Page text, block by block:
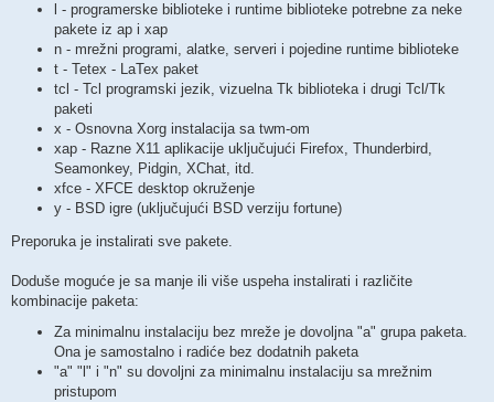
l - programerske biblioteke i runtime biblioteke potrebne za neke
pakete iz ap i xap
n - mrežni programi, alatke, serveri i pojedine runtime biblioteke
t - Tetex - LaTex paket
tcl - Tcl programski jezik, vizuelna Tk biblioteka i drugi Tcl/Tk
paketi
x - Osnovna Xorg instalacija sa twm-om
xap - Razne X11 aplikacije uključujući Firefox, Thunderbird,
Seamonkey, Pidgin, XChat, itd.
xfce - XFCE desktop okruženje
y - BSD igre (uključujući BSD verziju fortune)
Preporuka je instalirati sve pakete.
Doduše moguće je sa manje ili više uspeha instalirati i različite
kombinacije paketa:
Za minimalnu instalaciju bez mreže je dovoljna "a" grupa paketa.
Ona je samostalno i radiće bez dodatnih paketa
"a" "l" i "n" su dovoljni za minimalnu instalaciju sa mrežnim
pristupom